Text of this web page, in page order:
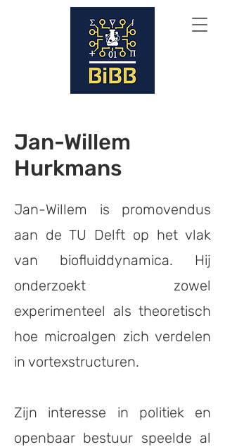
Jan-Willem
Hurkmans
Jan-Willem is promovendus
aan de TU Delft op het vlak
van biofluiddynamica. Hij
onderzoekt zowel
experimenteel als theoretisch
hoe microalgen zich verdelen
in vortexstructuren.
Zijn interesse in politiek en
openbaar bestuur speelde al